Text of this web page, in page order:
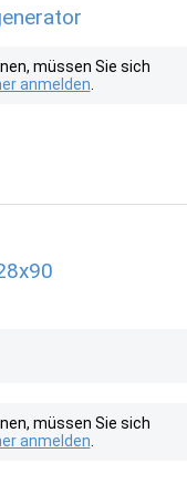
müssen Sie sich
anmelden
müssen Sie sich
anmelden